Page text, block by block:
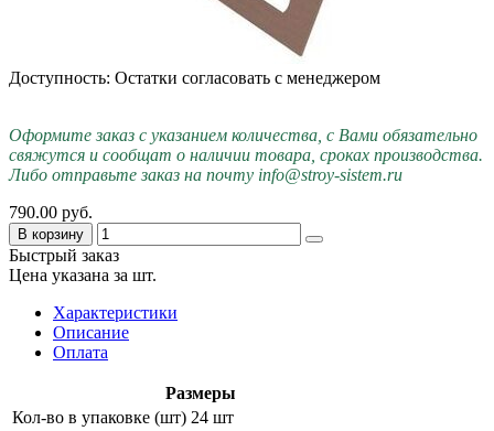
Доступность: Остатки согласовать с менеджером
Оформите заказ с указанием количества, с Вами обязательно
свяжутся и сообщат о наличии товара, сроках производства.
Либо отправьте заказ на почту info@stroy-sistem.ru
790.00 руб.
В корзину
Быстрый заказ
Цена указана за шт.
Характеристики
Описание
Оплата
Размеры
Кол-во в упаковке (шт) 24 шт